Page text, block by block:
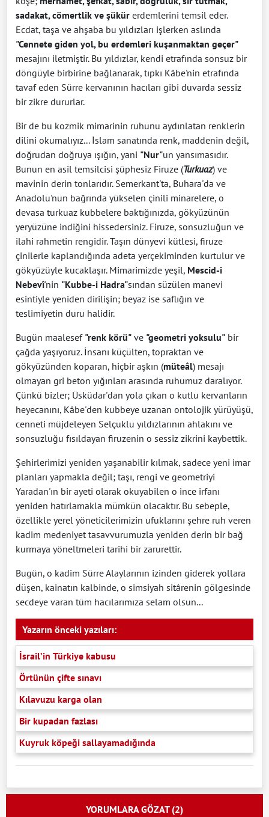
sadakat, cömertlik ve şükür erdemlerini temsil eder.
Ecdat, taşa ve ahşaba bu yıldızları işlerken aslında
"Cennete giden yol, bu erdemleri kuşanmaktan geçer"
mesajını iletmiştir. Bu yıldızlar, kendi etrafında sonsuz bir
döngüyle birbirine bağlanarak, tıpkı Kâbe'nin etrafında
tavaf eden Sürre kervanının hacıları gibi duvarda sessiz
bir zikre dururlar.
Bir de bu kozmik mimarinin ruhunu aydınlatan renklerin
dilini okumalıyız... İslam sanatında renk, maddenin değil,
doğrudan doğruya ışığın, yani "Nur"un yansımasıdır.
Bunun en asil temsilcisi şüphesiz Firuze (Turkuaz) ve
mavinin derin tonlarıdır. Semerkant'ta, Buhara'da ve
Anadolu'nun bağrında yükselen çinili minarelere, o
devasa turkuaz kubbelere baktığınızda, gökyüzünün
yeryüzüne indiğini hissedersiniz. Firuze, sonsuzluğun ve
ilahi rahmetin rengidir. Taşın dünyevi kütlesi, firuze
çinilerle kaplandığında adeta yerçekiminden kurtulur ve
gökyüzüyle kucaklaşır. Mimarimizde yeşil, Mescid-i
Nebevî'nin "Kubbe-i Hadra"sından süzülen manevi
esintiyle yeniden dirilişin; beyaz ise saflığın ve
teslimiyetin duru halidir.
Bugün maalesef "renk körü" ve "geometri yoksulu" bir
çağda yaşıyoruz. İnsanı küçülten, topraktan ve
gökyüzünden koparan, hiçbir aşkın (müteâl) mesajı
olmayan gri beton yığınları arasında ruhumuz daralıyor.
Çünkü bizler; Üsküdar'dan yola çıkan o kutlu kervanların
heyecanını, Kâbe'den kubbeye uzanan ontolojik yürüyüşü,
cenneti müjdeleyen Selçuklu yıldızlarının ahlakını ve
sonsuzluğu fısıldayan firuzenin o sessiz zikrini kaybettik.
Şehirlerimizi yeniden yaşanabilir kılmak, sadece yeni imar
planları yapmakla değil; taşı, rengi ve geometriyi
Yaradan'ın bir ayeti olarak okuyabilen o ince irfanı
yeniden hatırlamakla mümkün olacaktır. Bu sebeple,
özellikle yerel yöneticilerimizin ufuklarını şehre ruh veren
kadim medeniyet tasavvurumuzla yeniden derin bir bağ
kurmaya yöneltmeleri tarihi bir zarurettir.
Bugün, o kadim Sürre Alaylarının izinden giderek yollara
düşen, kainatın kalbinde, o simsiyah sitârenin gölgesinde
secdeye varan tüm hacılarımıza selam olsun...
Yazarın önceki yazıları:
İsrail’in Türkiye kabusu
Örtünün çifte sınavı
Kılavuzu karga olan
Bir kupadan fazlası
Kuyruk köpeği sallayamadığında
YORUMLARA GÖZAT (2)